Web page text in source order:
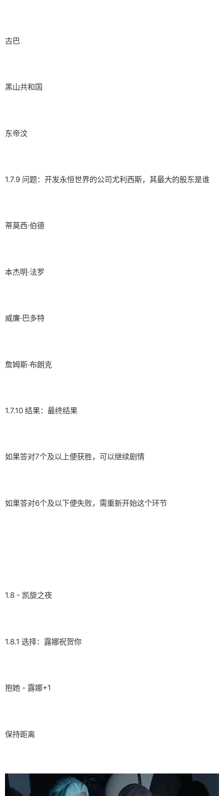
古巴
黑山共和国
东帝汶
1.7.9 问题：开发永恒世界的公司尤利西斯，其最大的股东是谁
蒂莫西·伯德
本杰明·法罗
威廉·巴多特
詹姆斯·布朗克
1.7.10 结果：最终结果
如果答对7个及以上便获胜，可以继续剧情
如果答对6个及以下便失败，需重新开始这个环节
1.8 - 凯旋之夜
1.8.1 选择：露娜祝贺你
抱她 - 露娜+1
保持距离